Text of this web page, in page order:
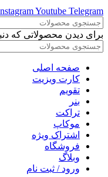
Youtube Telegram
برای دیدن محصولاتی که
صفحه اصلی
کارت ویزیت
تقویم
بنر
تراکت
موکاپ
اشتراک ویژه
فروشگاه
وبلاگ
ورود / ثبت نام